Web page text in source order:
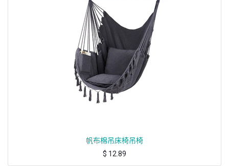
帆布棉吊床椅吊椅
$ 12.89